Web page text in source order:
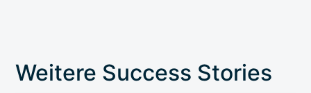
Weitere Success Stories